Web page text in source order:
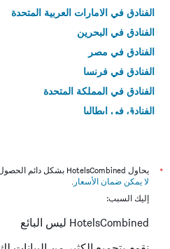
الفنادق في الامارات العربية المتحدة
الفنادق في البحرين
الفنادق في مصر
الفنادق في فرنسا
الفنادق في المملكة المتحدة
الفنادق في إيطاليا
*
يحاول HotelsCombined بشكل دائم الحصول على الأسعار الدقيقة، ولكن
لا يمكن ضمان الأسعار .
إليك السبب:
HotelsCombined ليس البائع